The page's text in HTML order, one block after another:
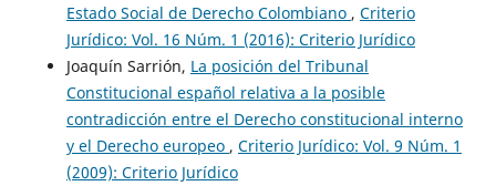
Estado Social de Derecho Colombiano , Criterio
Jurídico: Vol. 16 Núm. 1 (2016): Criterio Jurídico
Joaquín Sarrión, La posición del Tribunal
Constitucional español relativa a la posible
contradicción entre el Derecho constitucional interno
y el Derecho europeo , Criterio Jurídico: Vol. 9 Núm. 1
(2009): Criterio Jurídico